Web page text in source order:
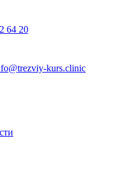
64 20
kurs.clinic